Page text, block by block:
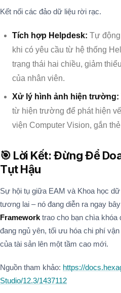
Kết nối các đảo dữ liệu rời rạc.
Tích hợp Helpdesk: Tự động
khi có yêu cầu từ hệ thống
trạng thái hai chiều, giảm
của nhân viên.
Xử lý hình ảnh hiện trường:
từ hiện trường để phát hiện
viện Computer Vision, gắn
🎯 Lời Kết: Đừng Để
Tụt Hậu
Sự hội tụ giữa EAM và Khoa học
tương lai – nó đang diễn ra ngay
Framework trao cho bạn chìa
đang ngủ yên, tối ưu hóa chi phí
của tài sản lên một tầm cao mới.
Nguồn tham khảo: https://
Studio/12.3/1437112